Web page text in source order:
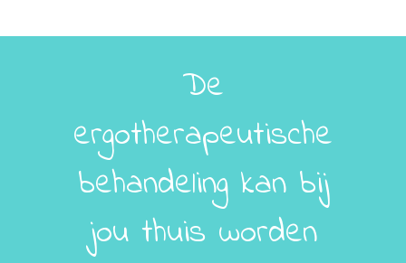
De
ergotherapeutische
behandeling kan bij
jou thuis worden